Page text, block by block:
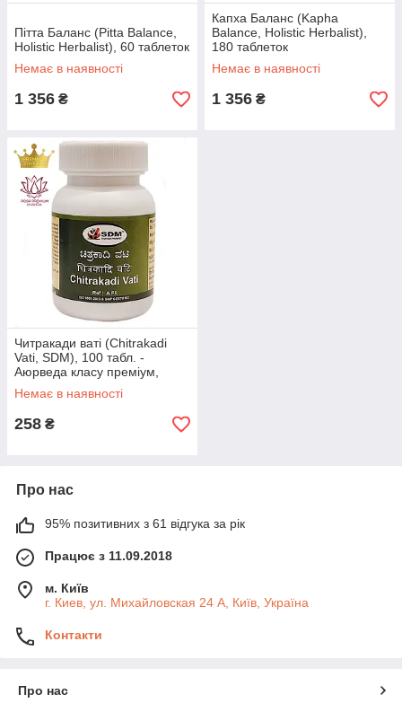
Пітта Баланс (Pitta Balance,
Holistic Herbalist), 60 таблеток
Немає в наявності
1 356 ₴
Капха Баланс (Kapha
Balance, Holistic Herbalist),
180 таблеток
Немає в наявності
1 356 ₴
Читракади ваті (Chitrakadi
Vati, SDM), 100 табл. -
Аюрведа класу преміум,
покращує апетит
Немає в наявності
258 ₴
Про нас
95% позитивних з 61 відгука за рік
Працює з 11.09.2018
м. Київ
г. Киев, ул. Михайловская 24 А, Київ, Україна
Контакти
Про нас